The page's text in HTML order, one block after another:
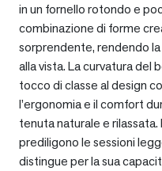
in un fornello rotondo e
combinazione di forme
sorprendente, rendendo
alla vista. La curvatura del
tocco di classe al design
l’ergonomia e il comfort
tenuta naturale e
prediligono le sessioni
distingue per la sua